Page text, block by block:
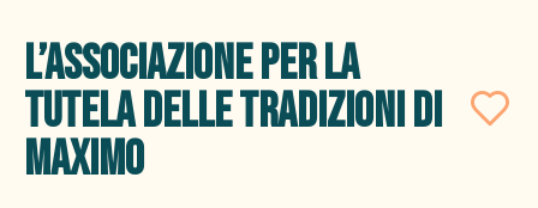
L’ASSOCIAZIONE PER LA
TUTELA DELLE TRADIZIONI DI
MAXIMO